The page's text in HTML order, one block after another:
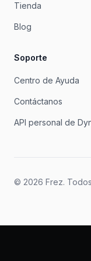
Tienda
Blog
Soporte
Centro de Ayuda
Contáctanos
API personal de
© 2026 Frez.